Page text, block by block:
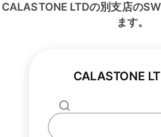
CALASTONE LTDの別支店の
ます。
CALASTONE